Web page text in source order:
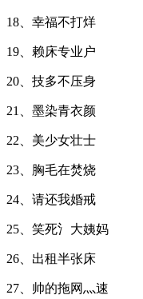
18、幸福不打烊
19、赖床专业户
20、技多不压身
21、墨染青衣颜
22、美少女壮士
23、胸毛在焚烧
24、请还我婚戒
25、笑死氵大姨妈
26、出租半张床
27、帅的拖网灬速